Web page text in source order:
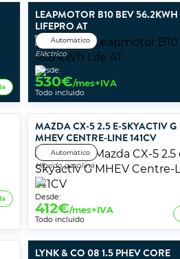
LEAPMOTOR B10 BEV 56.2KWH
LIFEPRO AT
Automático
Eléctrico
Desde:
530€/mes+IVA
Todo incluido
MAZDA CX-5 2.5 E-SKYACTIV G
MHEV CENTRE-LINE 141CV
Automático
Híbrido gasolina
Desde:
412€/mes+IVA
Todo incluido
LYNK & CO 08 1.5 PHEV CORE